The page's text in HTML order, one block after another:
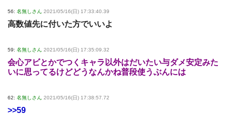
56: 名無しさん 2021/05/16(日) 17:33:40.39
高数値先に付いた方でいいよ
59: 名無しさん 2021/05/16(日) 17:35:09.32
会心アビとかでつくキャラ以外はだいたい与ダメ安定みた
いに思ってるけどどうなんかね普段使うぶんには
62: 名無しさん 2021/05/16(日) 17:38:57.72
>>59